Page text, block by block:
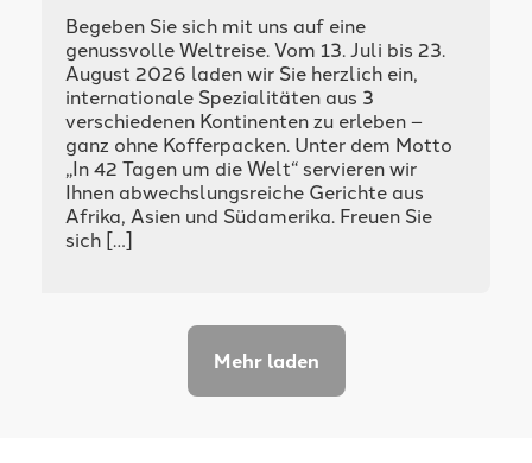
Begeben Sie sich mit uns auf eine
genussvolle Weltreise. Vom 13. Juli bis 23.
August 2026 laden wir Sie herzlich ein,
internationale Spezialitäten aus 3
verschiedenen Kontinenten zu erleben –
ganz ohne Kofferpacken. Unter dem Motto
„In 42 Tagen um die Welt“ servieren wir
Ihnen abwechslungsreiche Gerichte aus
Afrika, Asien und Südamerika. Freuen Sie
sich […]
Mehr laden